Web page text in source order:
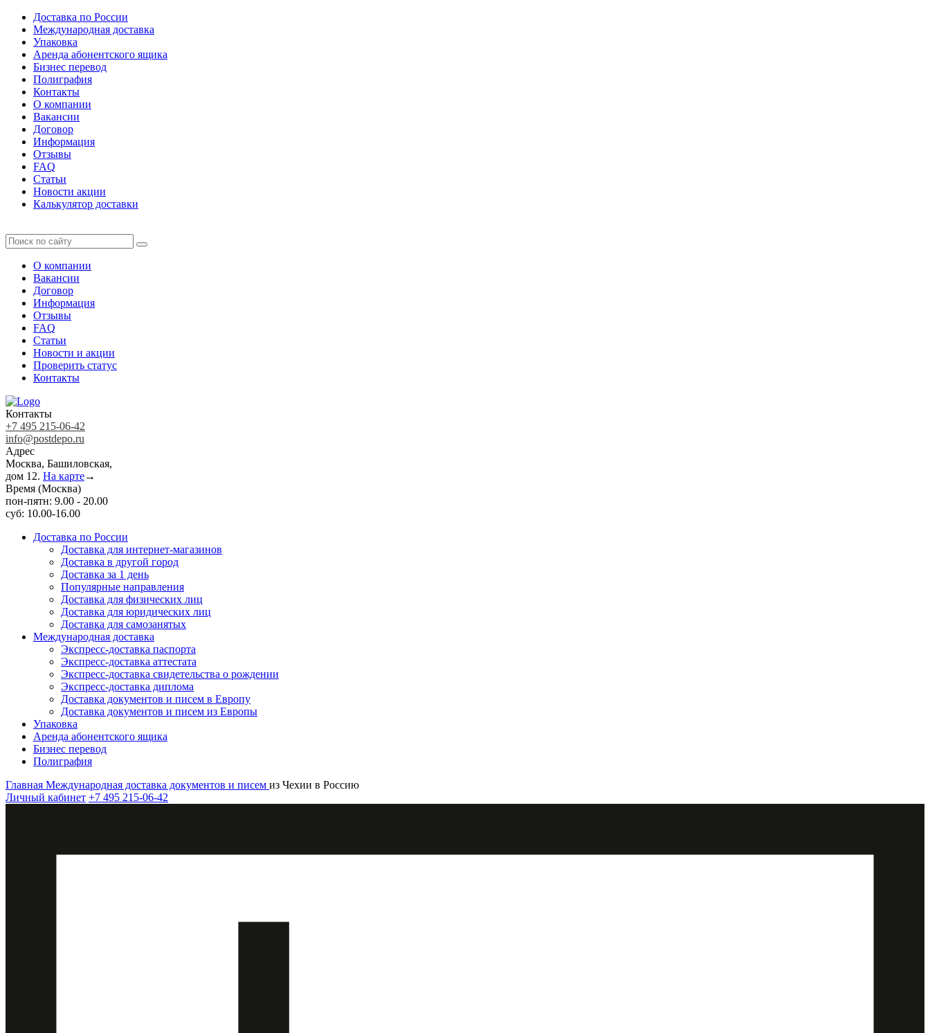
Доставка по России
Международная доставка
Упаковка
Аренда абонентского ящика
Бизнес перевод
Полиграфия
Контакты
О компании
Вакансии
Договор
Информация
Отзывы
FAQ
Статьи
Новости акции
Калькулятор доставки
О компании
Вакансии
Договор
Информация
Отзывы
FAQ
Статьи
Новости и акции
Проверить статус
Контакты
Контакты
+7 495 215-06-42
info@postdepo.ru
Адрес
Москва, Башиловская,
дом 12. На карте→
Время (Москва)
пон-пятн: 9.00 - 20.00
суб: 10.00-16.00
Доставка по России
Доставка для интернет-магазинов
Доставка в другой город
Доставка за 1 день
Популярные направления
Доставка для физических лиц
Доставка для юридических лиц
Доставка для самозанятых
Международная доставка
Экспресс-доставка паспорта
Экспресс-доставка аттестата
Экспресс-доставка свидетельства о рождении
Экспресс-доставка диплома
Доставка документов и писем в Европу
Доставка документов и писем из Европы
Упаковка
Аренда абонентского ящика
Бизнес перевод
Полиграфия
Главная Международная доставка документов и писем из Чехии в Россию
Личный кабинет +7 495 215-06-42